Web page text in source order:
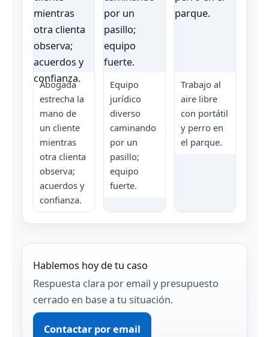
Abogada
estrecha la
mano de
un cliente
mientras
otra clienta
observa;
acuerdos y
confianza.
Equipo
jurídico
diverso
caminando
por un
pasillo;
equipo
fuerte.
Trabajo al
aire libre
con portátil
y perro en
el parque.
Hablemos hoy de tu caso
Respuesta clara por email y presupuesto
cerrado en base a tu situación.
Contactar por email